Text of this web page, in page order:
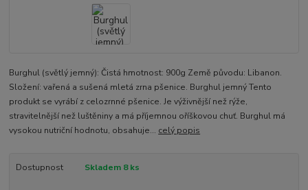
Burghul (světlý jemný): Čistá hmotnost: 900g Země původu: Libanon.
Složení: vařená a sušená mletá zrna pšenice. Burghul jemný Tento
produkt se vyrábí z celozrnné pšenice. Je výživnější než rýže,
stravitelnější než luštěniny a má příjemnou oříškovou chuť. Burghul má
vysokou nutriční hodnotu, obsahuje... celý popis
Dostupnost Skladem 8 ks